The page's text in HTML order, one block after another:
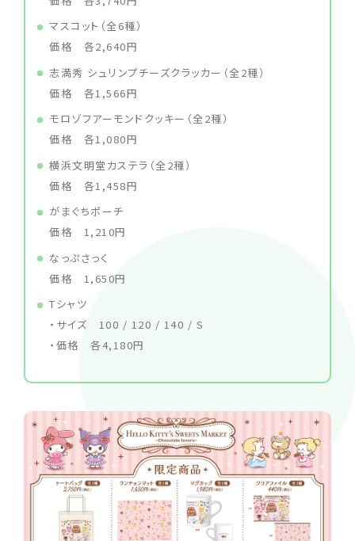
マスコット（全6種）
価格 各2,640円
志満秀 シュリンプチーズクラッカー（全2種）
価格 各1,566円
モロゾフアーモンドクッキー（全2種）
価格 各1,080円
横浜文明堂カステラ（全2種）
価格 各1,458円
がまぐちポーチ
価格 1,210円
なっぷさっく
価格 1,650円
Tシャツ
・サイズ 100 / 120 / 140 / S
・価格 各4,180円